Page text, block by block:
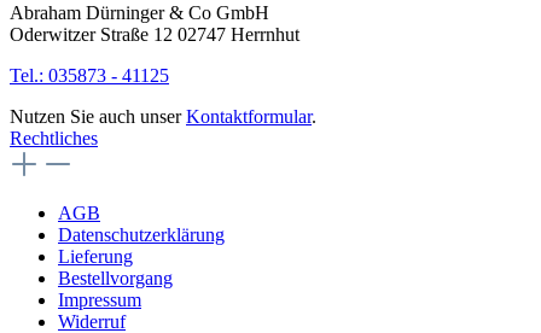
Abraham Dürninger & Co GmbH
Oderwitzer Straße 12 02747 Herrnhut
Tel.: 035873 - 41125
Nutzen Sie auch unserKontaktformular.
Rechtliches
AGB
Datenschutzerklärung
Lieferung
Bestellvorgang
Impressum
Widerruf